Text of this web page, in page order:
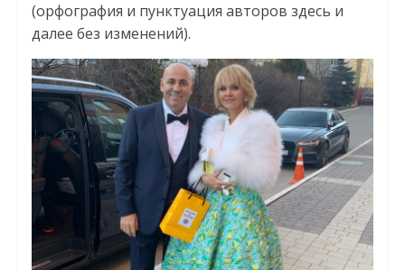
(орфография и пунктуация авторов здесь и
далее без изменений).